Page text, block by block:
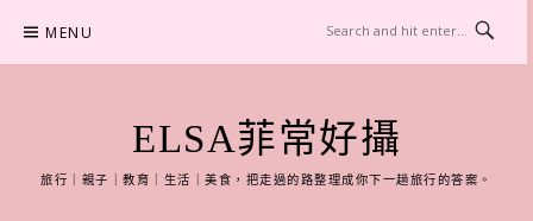
content
MENU
ELSA菲常好攝
旅行｜親子｜教育｜生活｜美食，把走過的路整理成你下一趟旅行的答案。